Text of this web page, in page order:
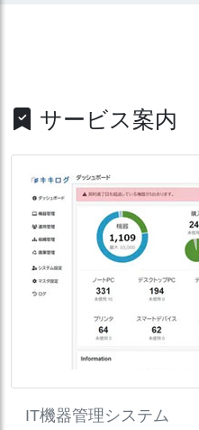
サービス案内
IT機器管理システム